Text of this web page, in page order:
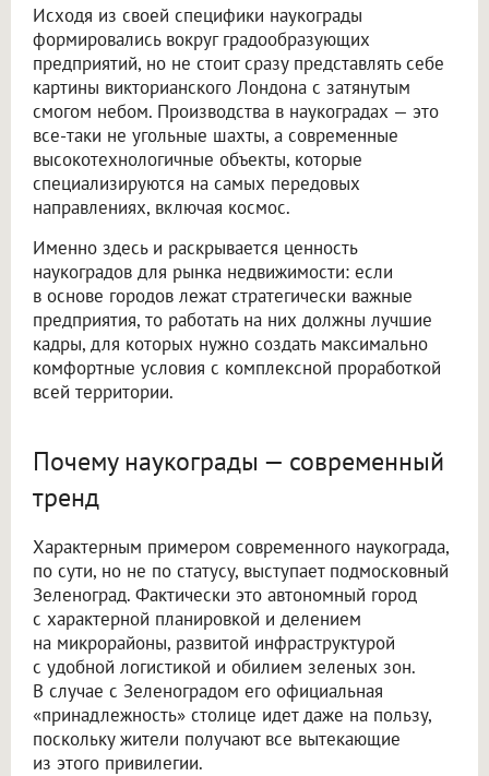
Исходя из своей специфики наукограды
формировались вокруг градообразующих
предприятий, но не стоит сразу представлять себе
картины викторианского Лондона с затянутым
смогом небом. Производства в наукоградах — это
все-таки не угольные шахты, а современные
высокотехнологичные объекты, которые
специализируются на самых передовых
направлениях, включая космос.
Именно здесь и раскрывается ценность
наукоградов для рынка недвижимости: если
в основе городов лежат стратегически важные
предприятия, то работать на них должны лучшие
кадры, для которых нужно создать максимально
комфортные условия с комплексной проработкой
всей территории.
Почему наукограды — современный
тренд
Характерным примером современного наукограда,
по сути, но не по статусу, выступает подмосковный
Зеленоград. Фактически это автономный город
с характерной планировкой и делением
на микрорайоны, развитой инфраструктурой
с удобной логистикой и обилием зеленых зон.
В случае с Зеленоградом его официальная
«принадлежность» столице идет даже на пользу,
поскольку жители получают все вытекающие
из этого привилегии.